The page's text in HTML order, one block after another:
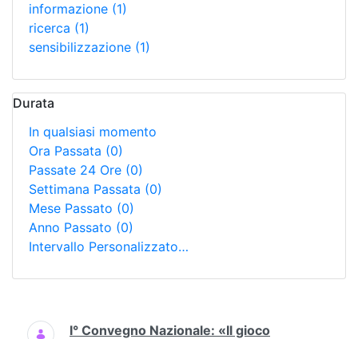
informazione (1)
ricerca (1)
sensibilizzazione (1)
Durata
In qualsiasi momento
Ora Passata (0)
Passate 24 Ore (0)
Settimana Passata (0)
Mese Passato (0)
Anno Passato (0)
Intervallo Personalizzato…
Ricerca
I° Convegno Nazionale: «Il gioco